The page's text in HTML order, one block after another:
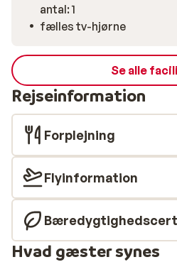
antal: 1
fælles tv-hjørne
Se alle
Rejseinformation
Forplejning
Flyinformation
Hvad gæster synes